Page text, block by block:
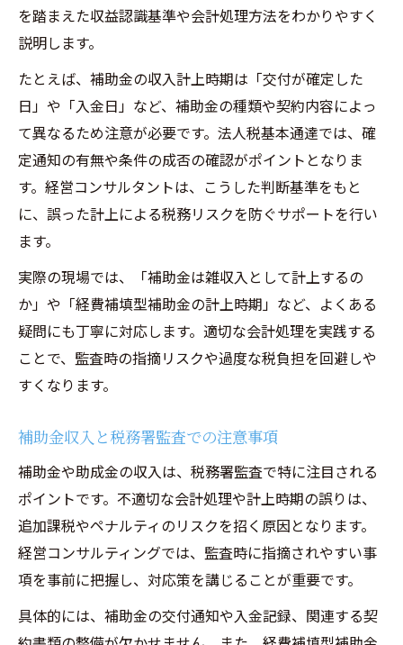
を踏まえた収益認識基準や会計処理方法をわかりやすく
説明します。
たとえば、補助金の収入計上時期は「交付が確定した
日」や「入金日」など、補助金の種類や契約内容によっ
て異なるため注意が必要です。法人税基本通達では、確
定通知の有無や条件の成否の確認がポイントとなりま
す。経営コンサルタントは、こうした判断基準をもと
に、誤った計上による税務リスクを防ぐサポートを行い
ます。
実際の現場では、「補助金は雑収入として計上するの
か」や「経費補填型補助金の計上時期」など、よくある
疑問にも丁寧に対応します。適切な会計処理を実践する
ことで、監査時の指摘リスクや過度な税負担を回避しや
すくなります。
補助金収入と税務署監査での注意事項
補助金や助成金の収入は、税務署監査で特に注目される
ポイントです。不適切な会計処理や計上時期の誤りは、
追加課税やペナルティのリスクを招く原因となります。
経営コンサルティングでは、監査時に指摘されやすい事
項を事前に把握し、対応策を講じることが重要です。
具体的には、補助金の交付通知や入金記録、関連する契